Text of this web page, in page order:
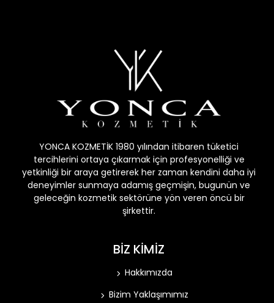
YONCA KOZMETİK 1980 yılından itibaren tüketici
tercihlerini ortaya çıkarmak için profesyonelliği ve
yetkinliği bir araya getirerek her zaman kendini daha iyi
deneyimler sunmaya adamış geçmişin, bugunün ve
geleceğin kozmetik sektörüne yön veren öncü bir
şirkettir.
BİZ KİMİZ
Hakkımızda
Bizim Yaklaşımımız